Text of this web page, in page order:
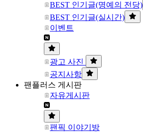
BEST 인기글(명예의 전당)
BEST 인기글(실시간)
이벤트
광고 사진
공지사항
팬플러스 게시판
자유게시판
팬픽 이야기방